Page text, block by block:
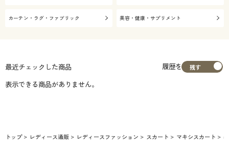
カーテン・ラグ・ファブリック 美容・健康・サプリメント
最近チェックした商品
履歴を
表示できる商品がありません。
トップ レディース通販 レディースファッション スカート マキシスカート 冬